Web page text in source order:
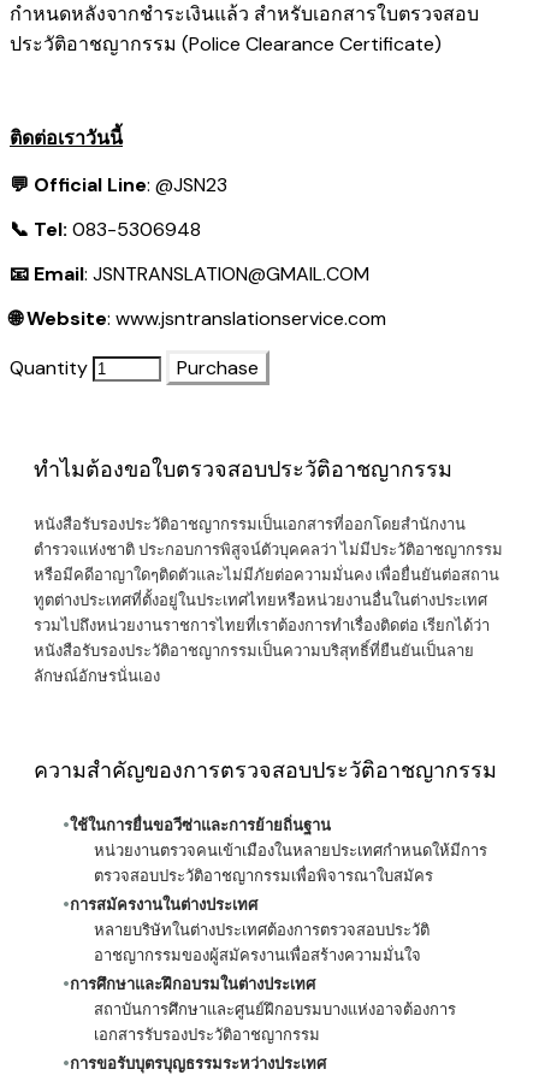
กำหนดหลังจากชำระเงินแล้ว สำหรับเอกสารใบตรวจสอบ
ประวัติอาชญากรรม (Police Clearance Certificate)
ติดต่อเราวันนี้
💬 Official Line: @JSN23
📞 Tel: 083-5306948
📧 Email: JSNTRANSLATION@GMAIL.COM
🌐 Website: www.jsntranslationservice.com
Quantity
Purchase
ทำไมต้องขอใบตรวจสอบประวัติอาชญากรรม
หนังสือรับรองประวัติอาชญากรรมเป็นเอกสารที่ออกโดยสำนักงาน
ตำรวจแห่งชาติ ประกอบการพิสูจน์ตัวบุคคลว่า ไม่มีประวัติอาชญากรรม
หรือมีคดีอาญาใดๆติดตัวและไม่มีภัยต่อความมั่นคง เพื่อยื่นยันต่อสถาน
ทูตต่างประเทศที่ตั้งอยู่ในประเทศไทยหรือหน่วยงานอื่นในต่างประเทศ
รวมไปถึงหน่วยงานราชการไทยที่เราต้องการทำเรื่องติดต่อ เรียกได้ว่า
หนังสือรับรองประวัติอาชญากรรมเป็นความบริสุทธิ์ที่ยืนยันเป็นลาย
ลักษณ์อักษรนั่นเอง
ความสำคัญของการตรวจสอบประวัติอาชญากรรม
ใช้ในการยื่นขอวีซ่าและการย้ายถิ่นฐาน
หน่วยงานตรวจคนเข้าเมืองในหลายประเทศกำหนดให้มีการ
ตรวจสอบประวัติอาชญากรรมเพื่อพิจารณาใบสมัคร
การสมัครงานในต่างประเทศ
หลายบริษัทในต่างประเทศต้องการตรวจสอบประวัติ
อาชญากรรมของผู้สมัครงานเพื่อสร้างความมั่นใจ
การศึกษาและฝึกอบรมในต่างประเทศ
สถาบันการศึกษาและศูนย์ฝึกอบรมบางแห่งอาจต้องการ
เอกสารรับรองประวัติอาชญากรรม
การขอรับบุตรบุญธรรมระหว่างประเทศ